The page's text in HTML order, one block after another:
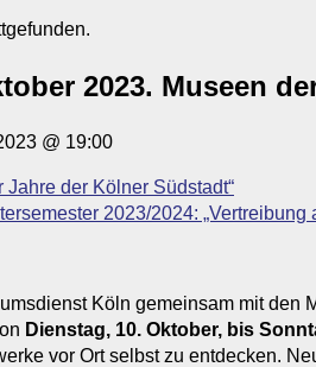
2023. Museen
@ 19:00
der Kölner Südstadt“
2023/2024: „Vertreibung
Köln gemeinsam mit
Dienstag, 10. Oktober, bis
vor Ort selbst zu entdecken.